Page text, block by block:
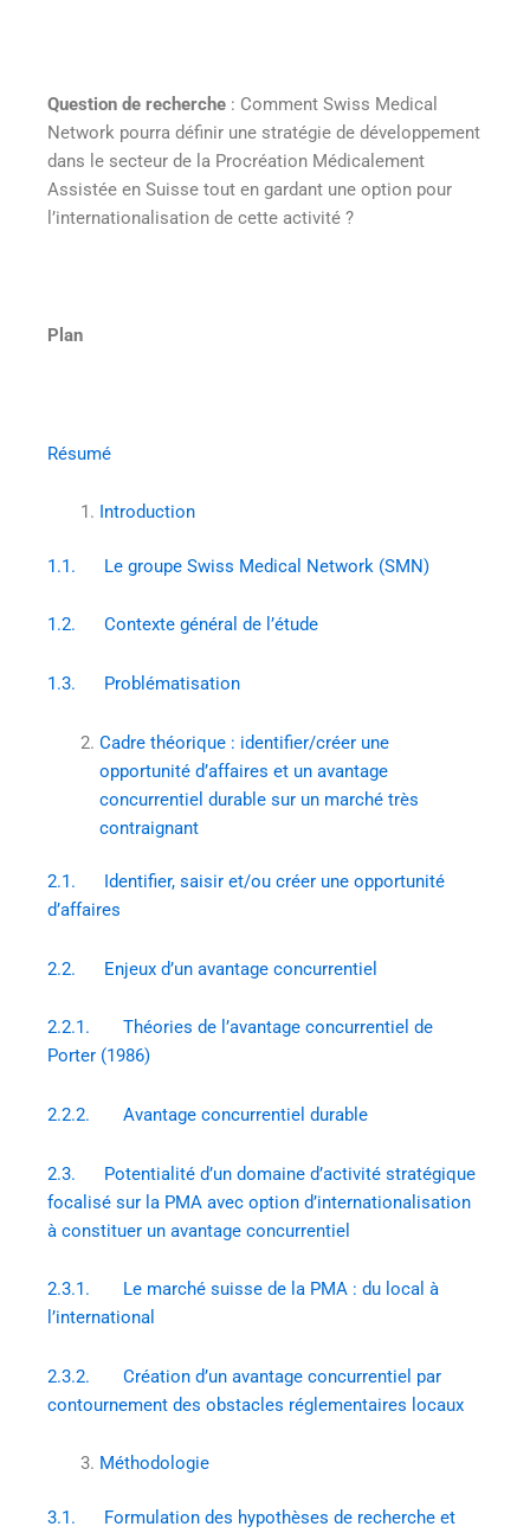
Question de recherche : Comment Swiss Medical
Network pourra définir une stratégie de développement
dans le secteur de la Procréation Médicalement
Assistée en Suisse tout en gardant une option pour
l’internationalisation de cette activité ?
Plan
Résumé
Introduction
1.1. Le groupe Swiss Medical Network (SMN)
1.2. Contexte général de l’étude
1.3. Problématisation
Cadre théorique : identifier/créer une
opportunité d’affaires et un avantage
concurrentiel durable sur un marché très
contraignant
2.1. Identifier, saisir et/ou créer une opportunité
d’affaires
2.2. Enjeux d’un avantage concurrentiel
2.2.1. Théories de l’avantage concurrentiel de
Porter (1986)
2.2.2. Avantage concurrentiel durable
2.3. Potentialité d’un domaine d’activité stratégique
focalisé sur la PMA avec option d’internationalisation
à constituer un avantage concurrentiel
2.3.1. Le marché suisse de la PMA : du local à
l’international
2.3.2. Création d’un avantage concurrentiel par
contournement des obstacles réglementaires locaux
Méthodologie
3.1. Formulation des hypothèses de recherche et